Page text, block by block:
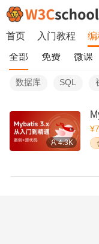
首页 入门教程 编
全部 免费 微课
数据库 SQL
4.3K